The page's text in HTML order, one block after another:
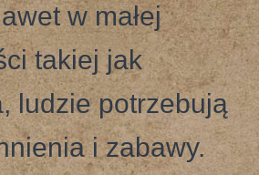
w małej
takiej jak
ludzie potrzebują
i zabawy.